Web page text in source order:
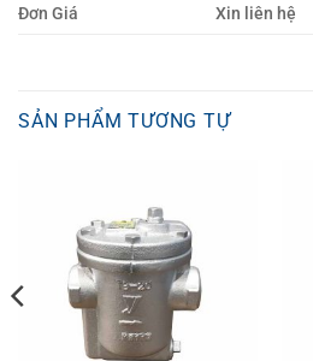
Đơn Giá
Xin liên hệ
SẢN PHẨM TƯƠNG TỰ